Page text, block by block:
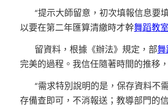
“提示大師留意，初次填報信息要
以要在第二年匯算清繳時才幹舞蹈教室
留資料，根據《辦法》規定，部
完美的過程。我信任隨著時間的推移
“需求特別說明的是，保存資料不
存備查即可，不消報送；教導部門的